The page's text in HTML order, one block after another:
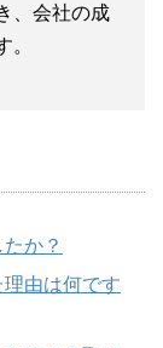
、会社の成
。
か？
由は何です